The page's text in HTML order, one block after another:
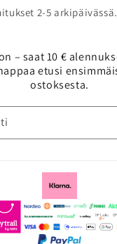
2-5 arkipäivässä.
– saat 10 €
etusi
ostoksesta.